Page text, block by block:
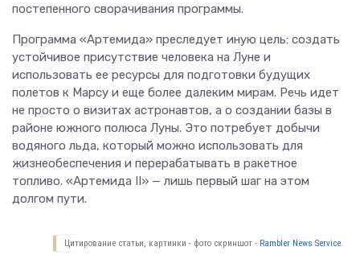
постепенного сворачивания программы.
Программа «Артемида» преследует иную цель: создать
устойчивое присутствие человека на Луне и
использовать ее ресурсы для подготовки будущих
полетов к Марсу и еще более далеким мирам. Речь идет
не просто о визитах астронавтов, а о создании базы в
районе южного полюса Луны. Это потребует добычи
водяного льда, который можно использовать для
жизнеобеспечения и перерабатывать в ракетное
топливо. «Артемида II» — лишь первый шаг на этом
долгом пути.
Цитирование статьи, картинки - фото скриншот - Rambler News Service.